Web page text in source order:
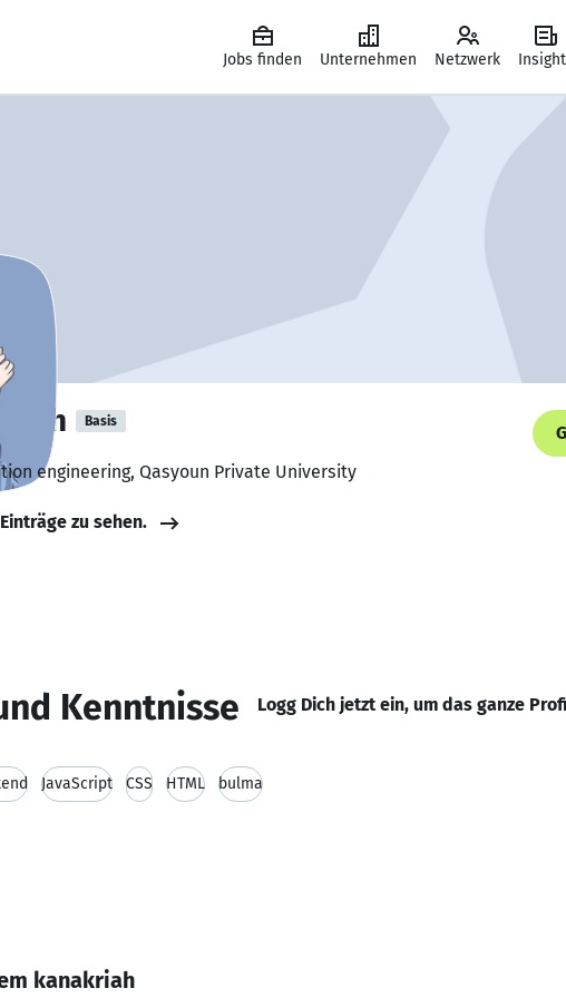
Jobs finden Unternehmen Netzwerk
Basis
engineering, Qasyoun Private University
zu sehen.
Kenntnisse Logg Dich jetzt ein, um das ganze
JavaScript CSS HTML bulma
kanakriah